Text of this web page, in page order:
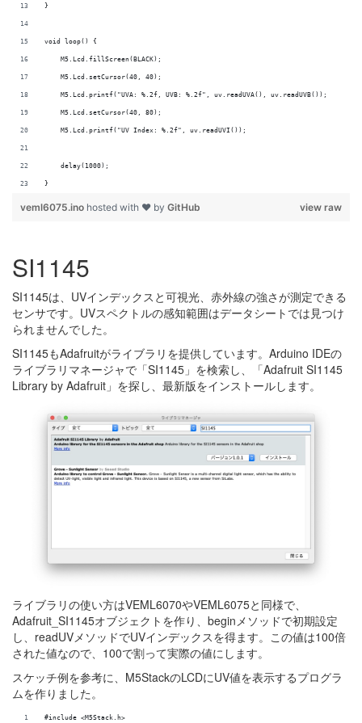
}
void loop() {
    M5.Lcd.fillScreen(BLACK);
    M5.Lcd.setCursor(40, 40);
    M5.Lcd.printf("UVA: %.2f, UVB: %.2f", uv.readUVA(), uv.readUVB());
    M5.Lcd.setCursor(40, 80);
    M5.Lcd.printf("UV Index: %.2f", uv.readUVI());
    delay(1000);
}
view raw
veml6075.ino hosted with ❤ by GitHub
SI1145
SI1145は、UVインデックスと可視光、赤外線の強さが測定できる
センサです。UVスペクトルの感知範囲はデータシートでは見つけ
られませんでした。
SI1145もAdafruitがライブラリを提供しています。Arduino IDEの
ライブラリマネージャで「SI1145」を検索し、「Adafruit SI1145
Library by Adafruit」を探し、最新版をインストールします。
ライブラリの使い方はVEML6070やVEML6075と同様で、
Adafruit_SI1145オブジェクトを作り、beginメソッドで初期設定
し、readUVメソッドでUVインデックスを得ます。この値は100倍
された値なので、100で割って実際の値にします。
スケッチ例を参考に、M5StackのLCDにUV値を表示するプログラ
ムを作りました。
#include <M5Stack.h>